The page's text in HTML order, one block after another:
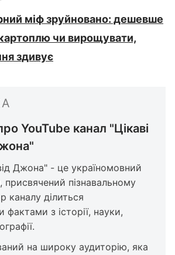
міф зруйновано: дешевше
чи вирощувати,
здивує
YouTube канал "Цікаві
Джона" - це україномовний
присвячений пізнавальному
каналу ділиться
фактами з історії, науки,
на широку аудиторію, яка